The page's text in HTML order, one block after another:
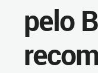
pelo